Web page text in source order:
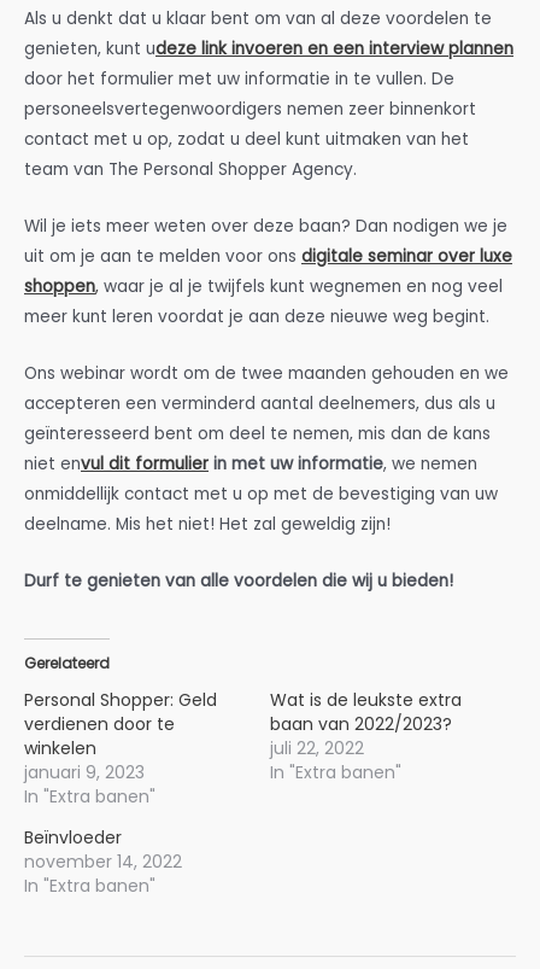
Als u denkt dat u klaar bent om van al deze voordelen te
genieten, kunt udeze link invoeren en een interview plannen
door het formulier met uw informatie in te vullen. De
personeelsvertegenwoordigers nemen zeer binnenkort
contact met u op, zodat u deel kunt uitmaken van het
team van The Personal Shopper Agency.
Wil je iets meer weten over deze baan? Dan nodigen we je
uit om je aan te melden voor ons digitale seminar over luxe
shoppen, waar je al je twijfels kunt wegnemen en nog veel
meer kunt leren voordat je aan deze nieuwe weg begint.
Ons webinar wordt om de twee maanden gehouden en we
accepteren een verminderd aantal deelnemers, dus als u
geïnteresseerd bent om deel te nemen, mis dan de kans
niet envul dit formulier in met uw informatie, we nemen
onmiddellijk contact met u op met de bevestiging van uw
deelname. Mis het niet! Het zal geweldig zijn!
Durf te genieten van alle voordelen die wij u bieden!
Gerelateerd
Personal Shopper: Geld
verdienen door te
winkelen
januari 9, 2023
In "Extra banen"
Wat is de leukste extra
baan van 2022/2023?
juli 22, 2022
In "Extra banen"
Beïnvloeder
november 14, 2022
In "Extra banen"